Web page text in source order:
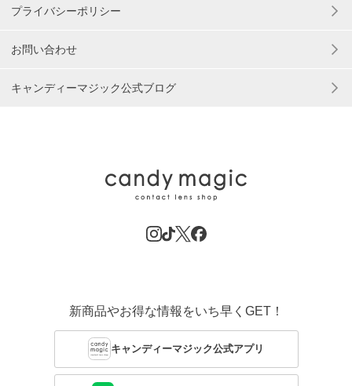
プライバシーポリシー
お問い合わせ
キャンディーマジック公式ブログ
新商品やお得な情報をいち早くGET！
キャンディーマジック公式アプリ